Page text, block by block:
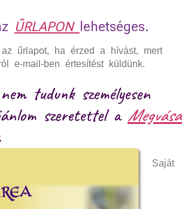
ŰRLAPON lehetséges.
az űrlapot, ha érzed a hívást, mert
e-mail-ben értesítést küldünk.
tudunk személyesen
szeretettel a
Saját